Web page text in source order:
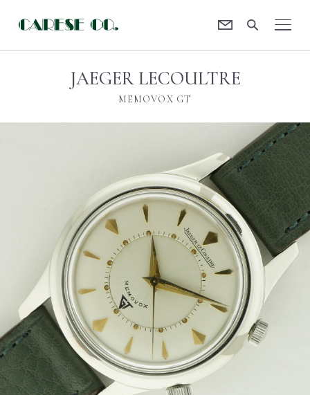
JAEGER LECOULTRE
MEMOVOX GT